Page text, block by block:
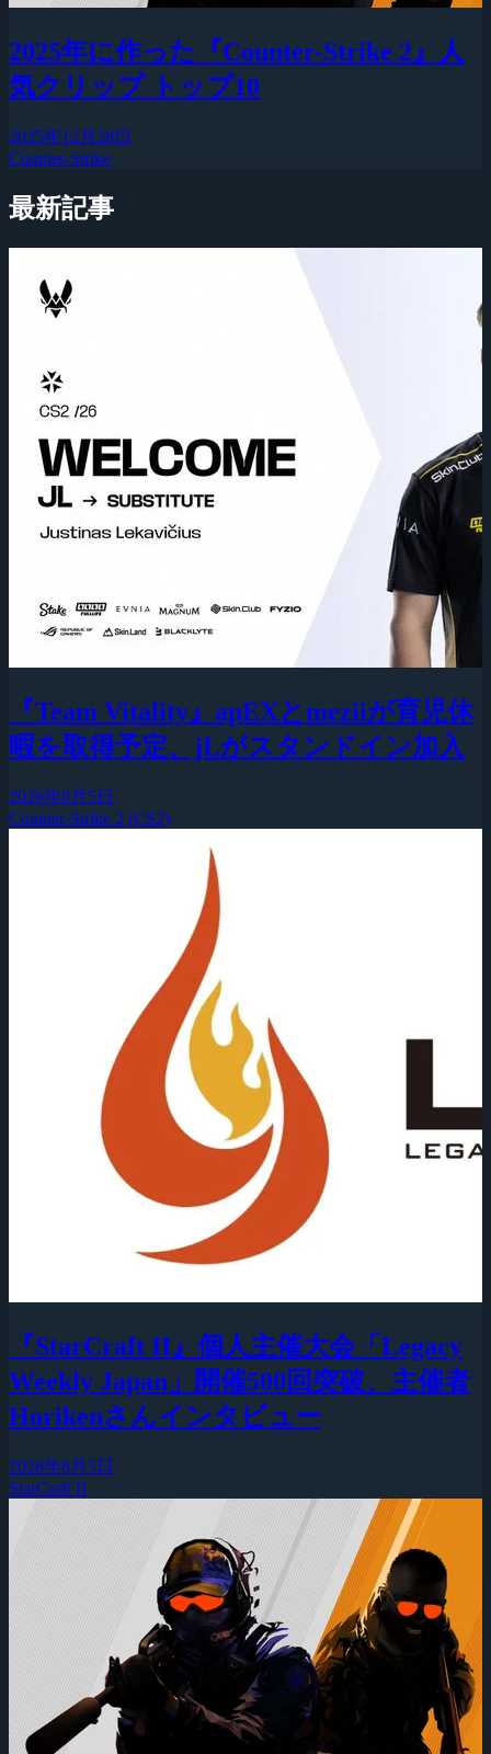
2025年に作った『Counter-Strike 2』人
気クリップ トップ10
2025年12月28日
Counter-Strike
最新記事
『Team Vitality』apEXとmeziiが育児休
暇を取得予定、jLがスタンドイン加入
2026年8月5日
Counter-Strike 2 (CS2)
『StarCraft II』個人主催大会「Legacy
Weekly Japan」開催500回突破、主催者
Horikenさんインタビュー
2026年8月5日
StarCraft II